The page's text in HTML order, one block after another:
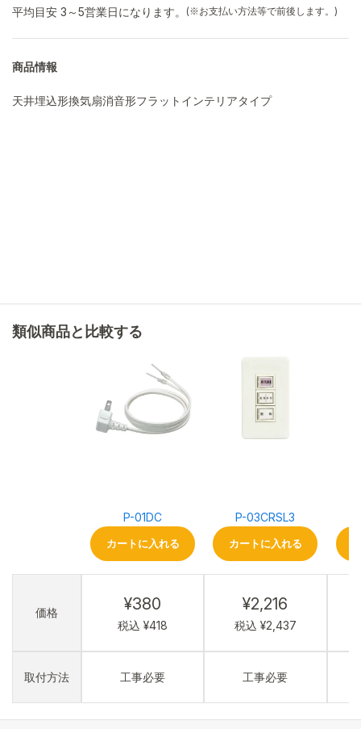
平均目安 3～5営業日になります。
(※お支払い方法等で前後します。)
商品情報
天井埋込形換気扇消音形フラットインテリアタイプ
類似商品と比較する
価格
取付方法
P-01DC
カートに入れる
¥380
税込 ¥418
工事必要
P-03CRSL3
カートに入れる
¥2,216
税込 ¥2,437
工事必要